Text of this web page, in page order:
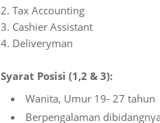
2. Tax Accounting
3. Cashier Assistant
4. Deliveryman
Syarat Posisi (1,2 & 3):
Wanita, Umur 19- 27 tahun
Berpengalaman